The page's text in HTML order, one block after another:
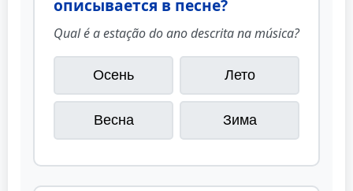
описывается в песне?
Qual é a estação do ano descrita na música?
Осень Лето
Весна Зима